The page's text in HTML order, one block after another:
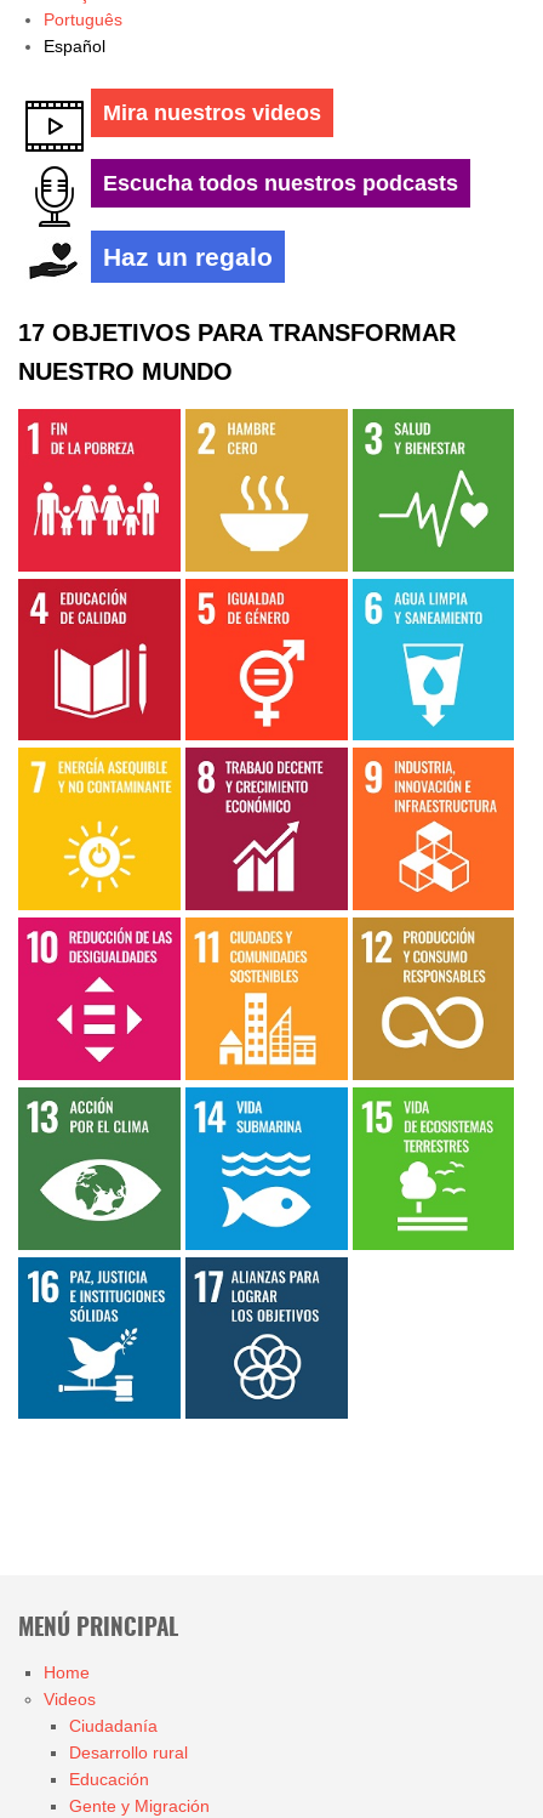
Português
Español
Mira nuestros videos
Escucha todos nuestros podcasts
Haz un regalo
17 OBJETIVOS PARA TRANSFORMAR
NUESTRO MUNDO
MENÚ PRINCIPAL
Home
Videos
Ciudadanía
Desarrollo rural
Educación
Gente y Migración